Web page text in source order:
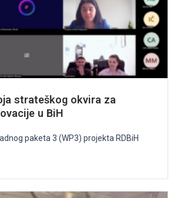
strateškog okvira za
u BiH
paketa 3 (WP3) projekta RDBiH